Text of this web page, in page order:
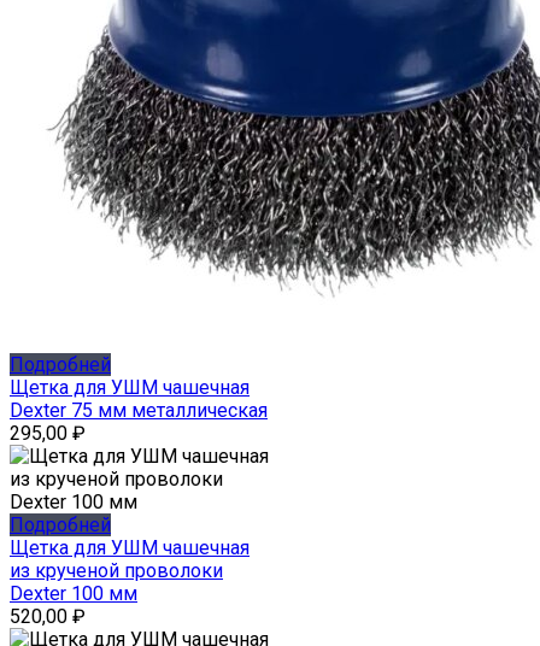
Подробней
Щетка для УШМ чашечная
Dexter 75 мм металлическая
295,00 ₽
Подробней
Щетка для УШМ чашечная
из крученой проволоки
Dexter 100 мм
520,00 ₽